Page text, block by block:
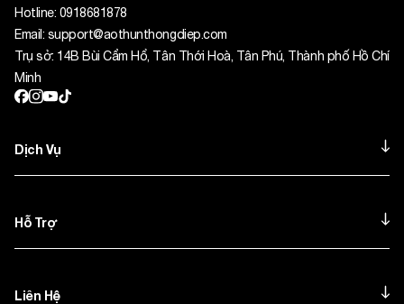
Hotline: 0918681878
Email: support@aothunthongdiep.com
Trụ sở: 14B Bùi Cẩm Hổ, Tân Thới Hoà, Tân Phú, Thành phố Hồ Chí
Minh
Dịch Vụ
Hỗ Trợ
Liên Hệ